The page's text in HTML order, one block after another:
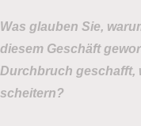
Was glauben Sie,
diesem Geschäft
Durchbruch geschafft,
scheitern?